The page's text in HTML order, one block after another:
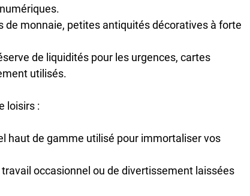
de monnaie, petites antiquités décoratives à forte
de liquidités pour les urgences, cartes
utilisés.
loisirs :
haut de gamme utilisé pour immortaliser vos
occasionnel ou de divertissement laissées